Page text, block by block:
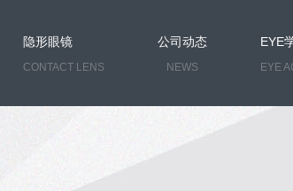
隐形眼镜
CONTACT LENS
公司动态
NEWS
EYE
EYE